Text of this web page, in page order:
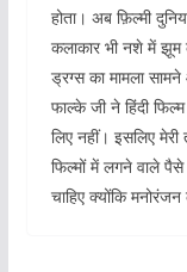
होता। अब फ़िल्मी
कलाकार भी नशे में झूम
ड्रग्स का मामला
फाल्के जी ने हिंदी
लिए नहीं। इसलिए
फिल्मों में लगने वाले पैसे
चाहिए क्योंकि